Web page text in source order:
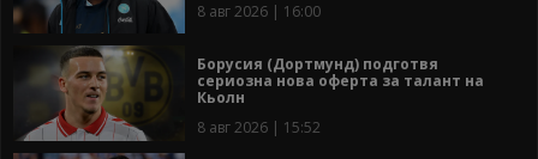
8 авг 2026 | 16:00
Борусия (Дортмунд) подготвя
сериозна нова оферта за талант на
Кьолн
8 авг 2026 | 15:52